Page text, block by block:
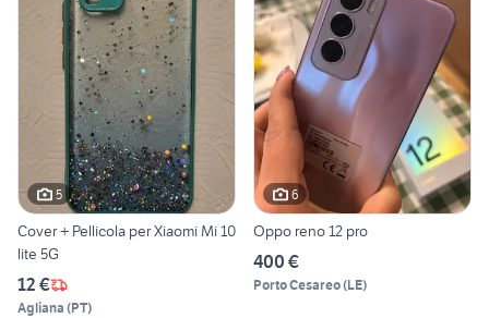
5
Cover + Pellicola per Xiaomi Mi 10
lite 5G
12 €
Agliana (PT)
6
Oppo reno 12 pro
400 €
Porto Cesareo(LE)